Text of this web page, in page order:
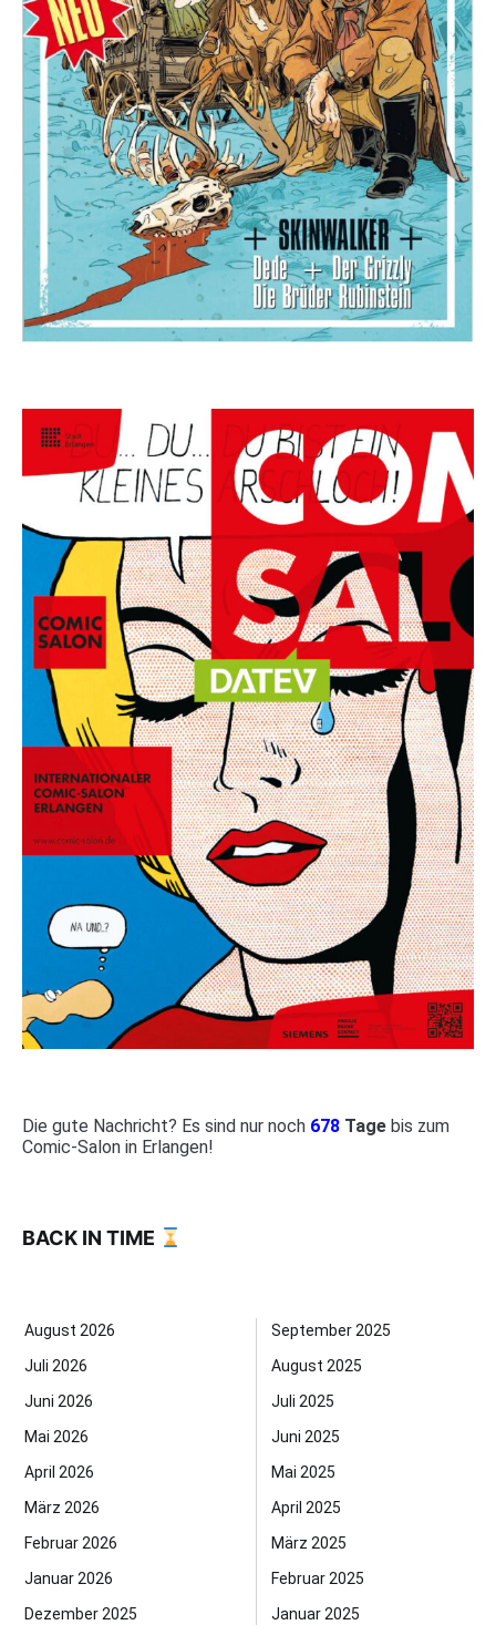
Die gute Nachricht? Es sind nur noch 678 Tage bis zum
Comic-Salon in Erlangen!
BACK IN TIME
August 2026
Juli 2026
Juni 2026
Mai 2026
April 2026
März 2026
Februar 2026
Januar 2026
Dezember 2025
September 2025
August 2025
Juli 2025
Juni 2025
Mai 2025
April 2025
März 2025
Februar 2025
Januar 2025